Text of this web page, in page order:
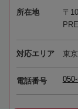
所在地
〒
対応エリア 東
電話番号